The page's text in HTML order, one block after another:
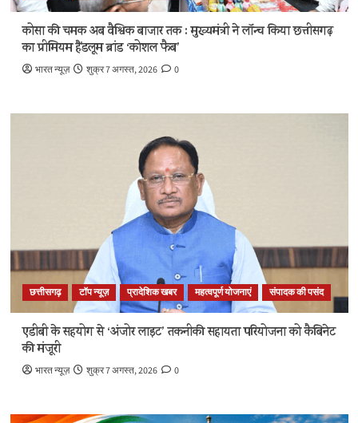
कोसा की चमक अब वैश्विक बाजार तक : मुख्यमंत्री ने लॉन्च किया छत्तीसगढ़
का प्रीमियम हैंडलूम ब्रांड ‘कोशल फैब’
भारत न्यूज़ शुक्र 7 अगस्त, 2026 0
छत्तीसगढ़ टॉप न्यूज़ प्रादेशिक खबर महत्वपूर्ण योजनाएं संपादक की पसंद
एडीबी के सहयोग से ‘अंजोर लाइट’ तकनीकी सहायता परियोजना को कैबिनेट
की मंजूरी
भारत न्यूज़ शुक्र 7 अगस्त, 2026 0